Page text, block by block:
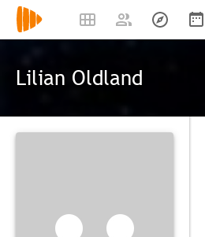
Lilian Oldland